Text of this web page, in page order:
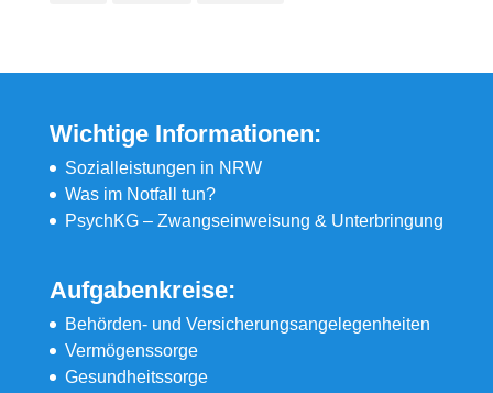
Wichtige Informationen:
Sozialleistungen in NRW
Was im Notfall tun?
PsychKG – Zwangseinweisung & Unterbringung
Aufgabenkreise:
Behörden- und Versicherungsangelegenheiten
Vermögenssorge
Gesundheitssorge